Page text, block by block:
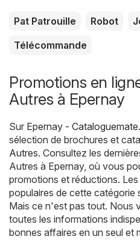
Pat Patrouille Robot
Télécommande
Promotions en
Autres à Epernay
Sur Epernay -
sélection de brochures et
Autres. Consultez les
Autres à Epernay, où vous
promotions et réductions. Les
populaires de cette catégorie
Mais ce n'est pas tout. Nous
toutes les informations
bonnes affaires en un seul et